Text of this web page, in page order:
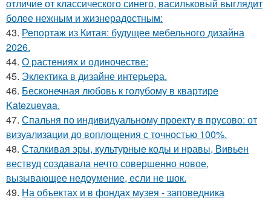
отличие от классического синего, васильковый выглядит
более нежным и жизнерадостным:
43. Репортаж из Китая: будущее мебельного дизайна
2026.
44. О растениях и одиночестве:
45. Эклектика в дизайне интерьера.
46. Бесконечная любовь к голубому в квартире
Katezuevaa.
47. Спальня по индивидуальному проекту в прусово: от
визуализации до воплощения с точностью 100%.
48. Сталкивая эры, культурные коды и нравы, Вивьен
вествуд создавала нечто совершенно новое,
вызывающее недоумение, если не шок.
49. На объектах и в фондах музея - заповедника